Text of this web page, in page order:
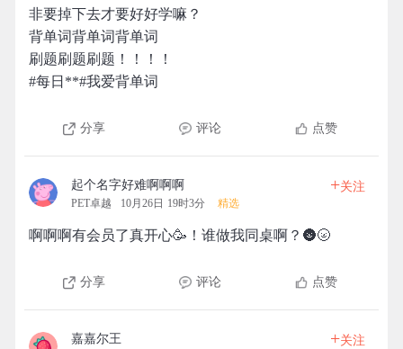
非要掉下去才要好好学嘛？
背单词背单词背单词
刷题刷题刷题！！！！
#每日**#我爱背单词
分享 评论 点赞
起个名字好难啊啊啊
PET卓越 10月26日 19时3分 精选
+关注
啊啊啊有会员了真开心🥳！谁做我同桌啊？🌚🌝
分享 评论 点赞
嘉嘉尔王 +关注